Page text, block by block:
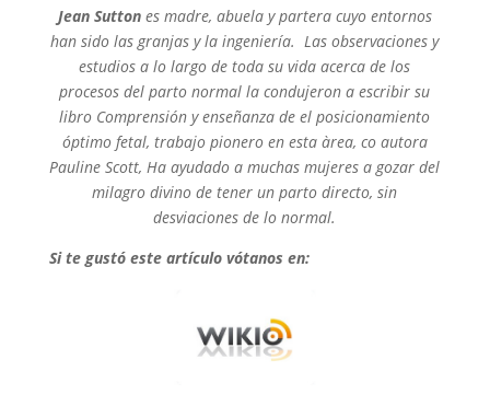
Jean Suttones madre, abuela y partera cuyo entornos
han sido las granjas y la ingeniería. Las observaciones y
estudios a lo largo de toda su vida acerca de los
procesos del parto normal la condujeron a escribir su
libro Comprensión y enseñanza de el posicionamiento
óptimo fetal, trabajo pionero en esta àrea, co autora
Pauline Scott, Ha ayudado a muchas mujeres a gozar del
milagro divino de tener un parto directo, sin
desviaciones de lo normal.
Si te gustó este artículo vótanos en: